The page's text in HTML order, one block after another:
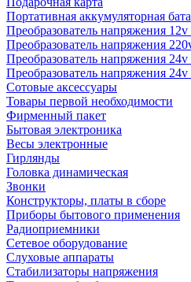
Портативная аккумуляторная
Преобразователь напряжения
Преобразователь напряжения
Преобразователь напряжения
Преобразователь напряжения
Сотовые аксессуары
Товары первой необходимости
Фирменный пакет
Бытовая электроника
Весы электронные
Гирлянды
Головка динамическая
Звонки
Конструкторы, платы в сборе
Приборы бытового применения
Радиоприемники
Сетевое оборудование
Слуховые аппараты
Стабилизаторы напряжения